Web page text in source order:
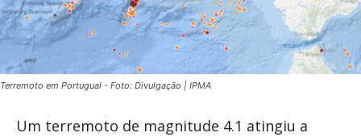
Terremoto em Portugual - Foto: Divulgação | IPMA
Um terremoto de magnitude 4.1 atingiu a